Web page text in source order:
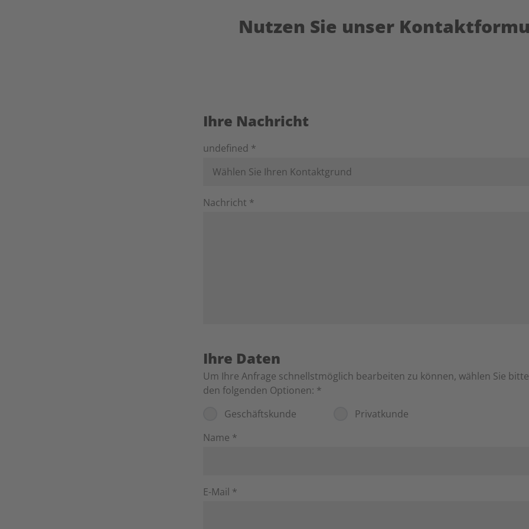
Nutzen Sie unser
Ihre Nachricht
undefined *
Wählen Sie Ihren Kontaktgrund
Nachricht *
Ihre Daten
Um Ihre Anfrage schnellstmöglich bearbeiten zu können, wählen Sie
den folgenden Optionen: *
Geschäftskunde
Privatkunde
Name *
E-Mail *